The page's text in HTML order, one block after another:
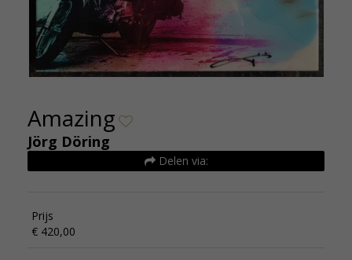
Amazing
Jörg Döring
Delen via:
Prijs
€ 420,00